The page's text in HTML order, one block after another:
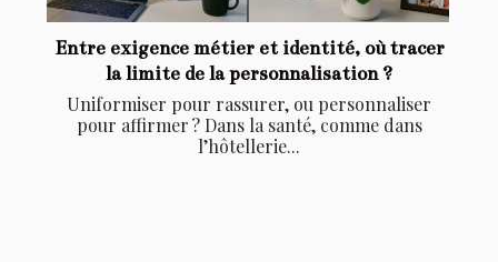
Entre exigence métier et identité, où tracer
la limite de la personnalisation ?
Uniformiser pour rassurer, ou personnaliser
pour affirmer ? Dans la santé, comme dans
l’hôtellerie...